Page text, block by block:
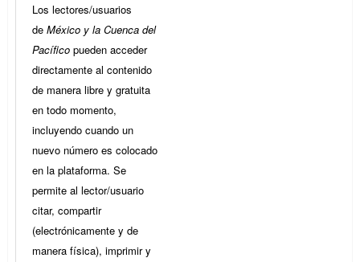
Los lectores/usuarios
de México y la Cuenca del
Pacífico pueden acceder
directamente al contenido
de manera libre y gratuita
en todo momento,
incluyendo cuando un
nuevo número es colocado
en la plataforma. Se
permite al lector/usuario
citar, compartir
(electrónicamente y de
manera física), imprimir y